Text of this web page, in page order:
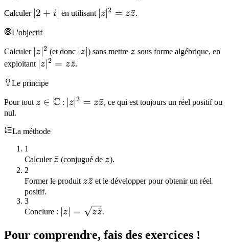
Calculer |2
i|
∣2 + i en utilisant |z|^2 =
z ∣2 = zz
ˉ.
L'objectif
Calculer |z|^2
z 2 (et donc |z|
z ) sans mettre z
z sous forme algébrique, en
exploitant |z|^2 =
z 2 = zz
ˉ.
Le principe
Pour tout z \in
z ∈ C :
|z|^2 =
z ∣2 = zz
ˉ, ce qui est toujours un réel positif ou
nul.
La méthode
1
Calculer \bar{z}
z
ˉ (conjugué de z
z).
2
Former le produit z\bar{z}
zz
ˉet le développer pour obtenir un réel
positif.
3
Conclure :
|z| =
z = zz
ˉ.
Pour comprendre, fais des exercices !